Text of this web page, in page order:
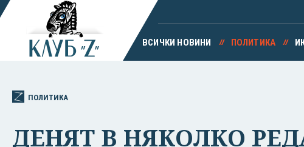
ВСИЧКИ НОВИНИ ПОЛИТИКА
ПОЛИТИКА
ДЕНЯТ В НЯКОЛКО